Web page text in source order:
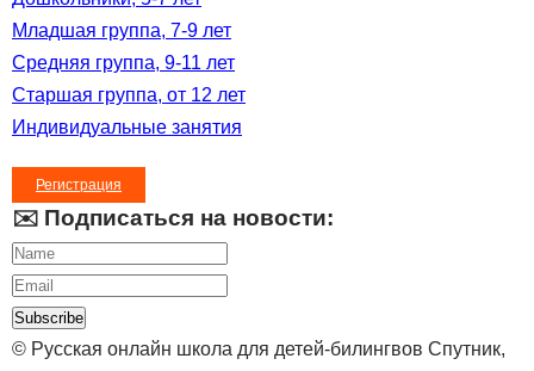
Младшая группа, 7-9 лет
Средняя группа, 9-11 лет
Старшая группа, от 12 лет
Индивидуальные занятия
Регистрация
✉️ Подписаться на новости:
Subscribe
© Русская онлайн школа для детей-билингвов Спутник,